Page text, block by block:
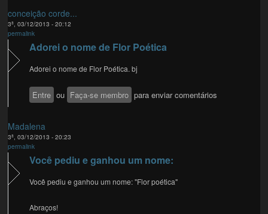
conceição corde...
3ª, 03/12/2013 - 20:12
permalink
Adorei o nome de Flor Poética
Adorei o nome de Flor Poética. bj
Entre ou Faça-se membro para enviar comentários
Madalena
3ª, 03/12/2013 - 20:23
permalink
Você pediu e ganhou um nome:
Você pediu e ganhou um nome: "Flor poética"
Abraços!